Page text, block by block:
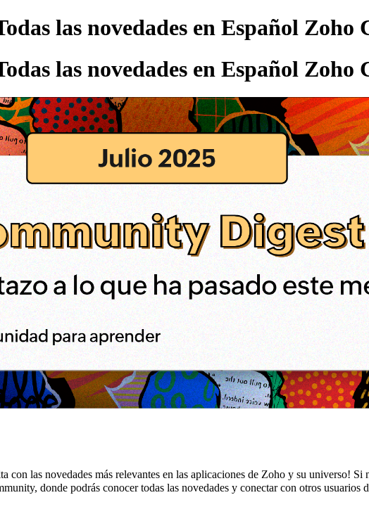
las novedades en Español Zoho
las novedades en Español Zoho
con las novedades más relevantes en las aplicaciones de Zoho y su universo!
donde podrás conocer todas las novedades y conectar con otros usuarios